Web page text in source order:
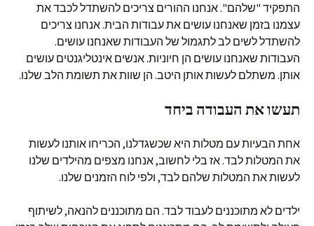
התפקיד "שלהם". אנחנו ההורים צריכים להשתדל לכבד את
עצמנו בזמן שאנחנו עושים את עבודות הבית. אנחנו צריכים
להשתדל לשים לב לתגמול של העבודות שאנחנו עושים.
העבודות שאנחנו עושים הן חיוניות. אנשים אינטליגנטים עושים
אותן. משתלם לעשות אותן היטב. הן שוות את תשומת הלב שלנו.
תעשו את העבודה ביחד
אחת הבעיות עם מטלות היא שכשגדלנו, הכריחו אותנו לעשות
את המטלות לבד. אז בלי לחשוב, אנחנו מצפים מהילדים שלנו
לעשות את המטלות שלהם לבד, ולפי לוח הזמנים שלנו.
ילדים לא מתוכננים לעבוד לבד. הם מתוכננים להנאה, לשיתוף